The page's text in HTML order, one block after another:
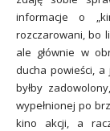
informacje o
rozczarowani, bo
ale głównie w
ducha powieści,
byłby
wypełnionej po
kino akcji, a